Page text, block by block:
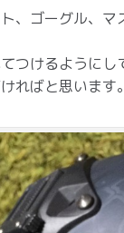
、ゴーグル、
つけるようにし
ればと思います。